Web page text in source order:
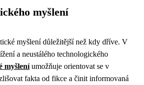
myšlení
myšlení důležitější než kdy dříve. V
a neustálého technologického
myšleníumožňuje orientovat se v
fakta od fikce a činit informovaná